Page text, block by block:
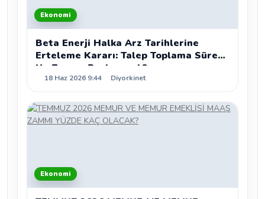
Ekonomi
Beta Enerji Halka Arz Tarihlerine
Erteleme Kararı: Talep Toplama Süreci
Ne Zaman Başlayacak?
18 Haz 2026 9:44 Diyorkinet
Ekonomi